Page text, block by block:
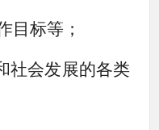
目标等；
社会发展的各类